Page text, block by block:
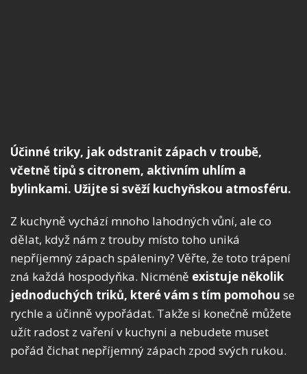
Účinné triky, jak odstranit zápach v troubě,
včetně tipů s citronem, aktivním uhlím a
bylinkami. Užijte si svěží kuchyňskou atmosféru.
Z kuchyně vychází mnoho lahodných vůní, ale co
dělat, když nám z trouby místo toho uniká
nepříjemný zápach spáleniny? Věřte, že toto trápení
zná každá hospodyňka. Nicméně existuje několik
jednoduchých triků, které vám s tím pomohou se
rychle a účinně vypořádat. Takže si konečně můžete
užít radost z vaření v kuchyni a nebudete muset
pořád čichat nepříjemný zápach zpod svých rukou.